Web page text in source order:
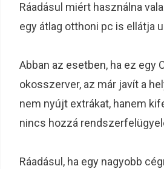
Ráadásul miért használna
egy átlag otthoni pc is ellátja
Abban az esetben, ha ez
okosszerver, az már javít a
nem nyújt extrákat, hanem
nincs hozzá
Ráadásul, ha egy nagyobb